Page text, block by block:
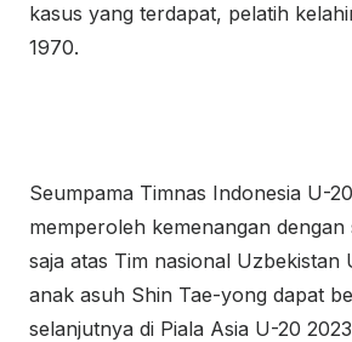
kasus yang terdapat, pelatih
1970.
Seumpama Timnas Indonesia U-
memperoleh kemenangan
saja atas Tim nasional Uzbekistan
anak asuh Shin Tae-yong dapat
selanjutnya di Piala Asia U-20